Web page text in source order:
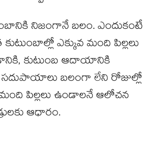
నిజంగానే బలం. ఎందుకంటే
ఎక్కువ మంది పిల్లలు
కుటుంబ ఆదాయానికి
బలంగా లేని రోజుల్లో
మంది పిల్లలు ఉండాలనే ఆలోచన
ఆధారం.